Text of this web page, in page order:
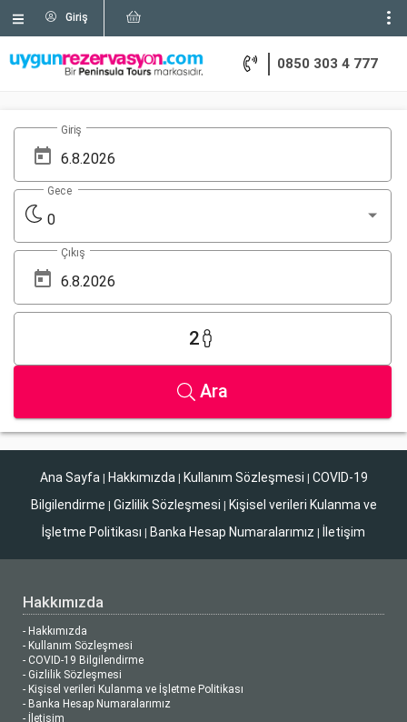
Giriş
0850 303 4 777
Giriş
0
Gece
Çıkış
2
Ara
Ana Sayfa | Hakkımızda | Kullanım Sözleşmesi | COVID-19
Bilgilendirme | Gizlilik Sözleşmesi | Kişisel verileri Kulanma ve
İşletme Politikası | Banka Hesap Numaralarımız | İletişim
Hakkımızda
- Hakkımızda
- Kullanım Sözleşmesi
- COVID-19 Bilgilendirme
- Gizlilik Sözleşmesi
- Kişisel verileri Kulanma ve İşletme Politikası
- Banka Hesap Numaralarımız
- İletişim